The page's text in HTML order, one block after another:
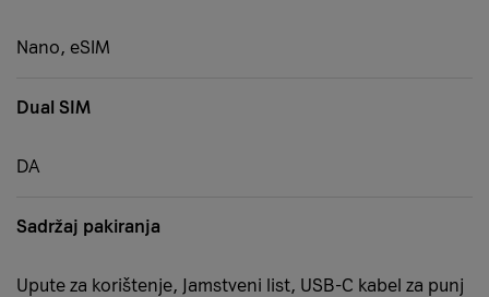
Nano, eSIM
Dual SIM
DA
Sadržaj pakiranja
Upute za korištenje, Jamstveni list, USB-C kabel za punj